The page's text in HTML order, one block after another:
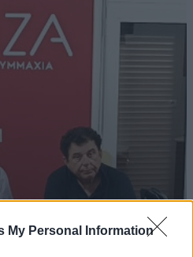
My Personal Information